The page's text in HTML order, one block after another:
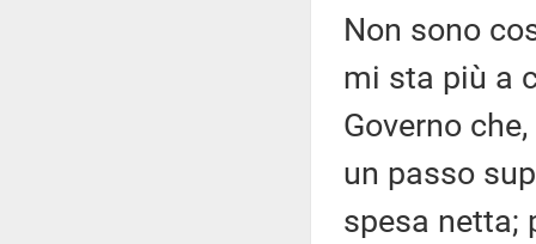
Non sono
mi sta più a
Governo
un passo
spesa netta;